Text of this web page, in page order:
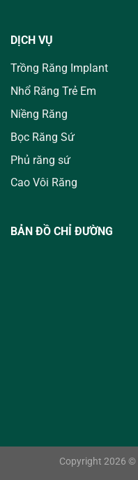
DỊCH VỤ
Trồng Răng Implant
Nhổ Răng Trẻ Em
Niềng Răng
Bọc Răng Sứ
Phủ răng sứ
Cao Vôi Răng
BẢN ĐỒ CHỈ ĐƯỜNG
Copyright 2026 ©